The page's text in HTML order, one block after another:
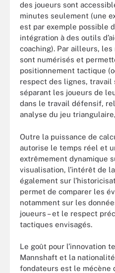
des joueurs sont
minutes seulement (une
est par exemple possible
intégration à des outils
coaching). Par ailleurs,
sont numérisés et
positionnement tactique
respect des lignes, travail
séparant les joueurs de
dans le travail défensif,
analyse du jeu
Outre la puissance de
autorise le temps réel et
extrêmement dynamique
visualisation, l’intérêt de
également sur
permet de comparer les
notamment sur les
joueurs – et le respect
tactiques envisagés.
Le goût pour l’innovation
Mannshaft et la nationalité
fondateurs est le mécène